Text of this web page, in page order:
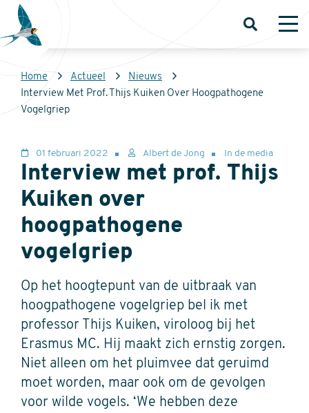
Overslaan
naar
inhoud
gaan
Sovon
Homepage
Open
Kruimelpad
Home Actueel
Nieuws
Interview Met Prof. Thijs Kuiken Over Hoogpathogene
Vogelgriep
Interview met prof. Thijs
Kuiken over
hoogpathogene
vogelgriep
01 februari 2022 Albert de Jong In de media
Op het hoogtepunt van de uitbraak van
hoogpathogene vogelgriep bel ik met
professor Thijs Kuiken, viroloog bij het
Erasmus MC. Hij maakt zich ernstig zorgen.
Niet alleen om het pluimvee dat geruimd
moet worden, maar ook om de gevolgen
voor wilde vogels. ‘We hebben deze